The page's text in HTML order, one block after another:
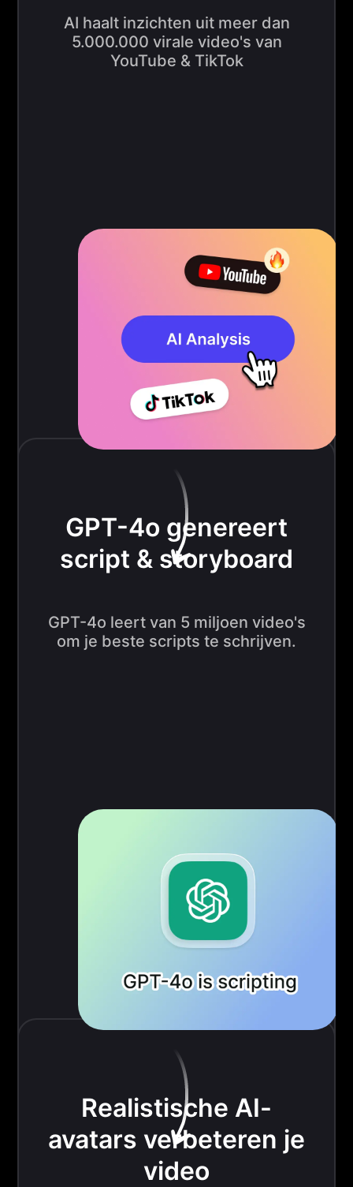
AI haalt inzichten uit meer dan
5.000.000 virale video's van
YouTube & TikTok
GPT-4o genereert
script & storyboard
GPT-4o leert van 5 miljoen video's
om je beste scripts te schrijven.
Realistische AI-
avatars verbeteren je
video